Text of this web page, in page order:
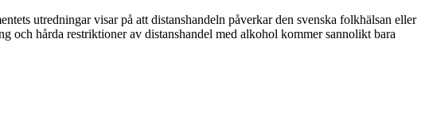
utredningar visar på att distanshandeln påverkar den svenska folkhälsan eller
och hårda restriktioner av distanshandel med alkohol kommer sannolikt bara